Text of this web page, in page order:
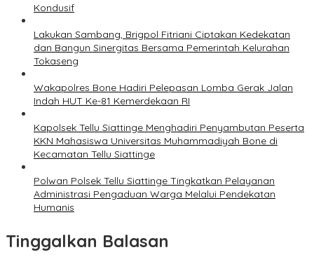
Kondusif
Lakukan Sambang, Brigpol Fitriani Ciptakan Kedekatan
dan Bangun Sinergitas Bersama Pemerintah Kelurahan
Tokaseng
Wakapolres Bone Hadiri Pelepasan Lomba Gerak Jalan
Indah HUT Ke-81 Kemerdekaan RI
Kapolsek Tellu Siattinge Menghadiri Penyambutan Peserta
KKN Mahasiswa Universitas Muhammadiyah Bone di
Kecamatan Tellu Siattinge
Polwan Polsek Tellu Siattinge Tingkatkan Pelayanan
Administrasi Pengaduan Warga Melalui Pendekatan
Humanis
Tinggalkan Balasan